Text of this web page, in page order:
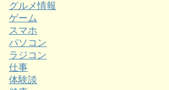
グルメ情報
ゲーム
スマホ
パソコン
ラジコン
仕事
体験談